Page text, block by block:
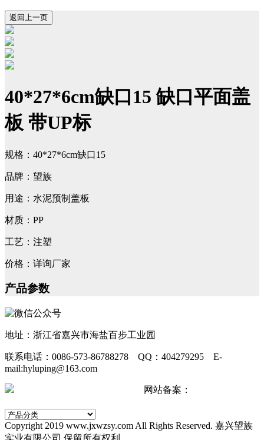
40*27*6cm缺口15 缺口平面盖
板 带UP标
规格：40*27*6cm缺口15
品牌：望族
用途：水泥预制盖板
材质：PP
工艺：注塑
价格：详询厂家
产品参数
地址：浙江省嘉兴市海盐百步工业园
联系电话：0086-573-86788278 QQ：404279295 E-
mail:hyluping@163.com
网站备案：
Copyright 2019 www.jxwzsy.com All Rights Reserved. 嘉兴望族